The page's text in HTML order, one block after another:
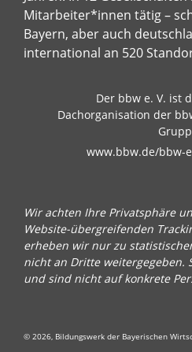
Mitarbeiter*innen tätig –
Bayern, aber auch
international an 520
Der bbw e. V. ist
Dachorganisation der
www.bbw.de/bbw-
Wir achten Ihre Privatsphäre
Website-übergreifenden
erheben wir nur zu
nicht an Dritte weitergegeben.
und sind nicht auf konkrete
© 2026, Bildungswerk der Bayerischen